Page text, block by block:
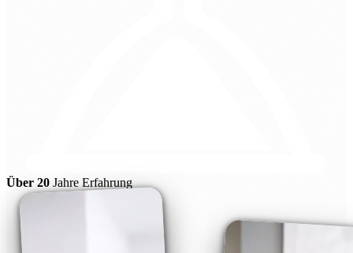
Über 20 Jahre Erfahrung